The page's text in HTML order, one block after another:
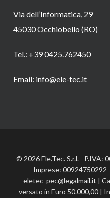
Via dell’Informatica, 29
45030 Occhiobello (RO)
Tel.: +39 0425.762450
Email: info@ele-tec.it
© 2026 Ele.Tec. S.r.l. - P.IVA:
Imprese: 00924750292
eletec_pec@legalmail.it |
versato in Euro 50.000,00 |